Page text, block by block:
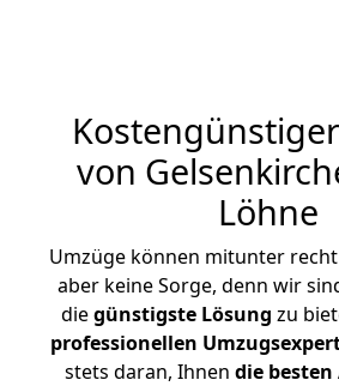
von
Löhne
Umzüge können mitunter
aber keine Sorge, denn wir
diegünstigste Lösung zu
professionellen
stets daran, Ihnen die